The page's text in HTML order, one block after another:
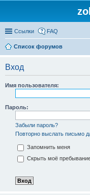
Ссылки FAQ
Список форумов
Вход
Имя пользователя:
Пароль:
Забыли пароль?
Повторно выслать письмо
Запомнить меня
Скрыть моё